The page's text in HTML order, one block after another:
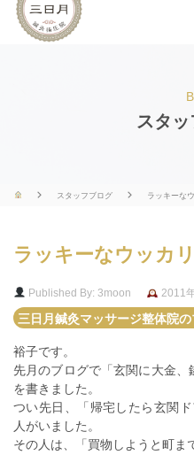
スタ
スタッフブログ ラッキーな
ラッキーなウッカ
Published By: 3moon
2011
三日月鍼灸マッサージ整体院
裕子です。
先月のブログで「玄関に大金
を書きました。
つい先日、「帰宅したら玄関
人がいました。
その人は、「買物しようと町ま